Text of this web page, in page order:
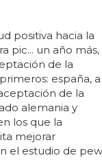
pero claro
durante el
el jugador
dybala
en lo más
de
el paquete a
del argentino
cristiano
besaron por